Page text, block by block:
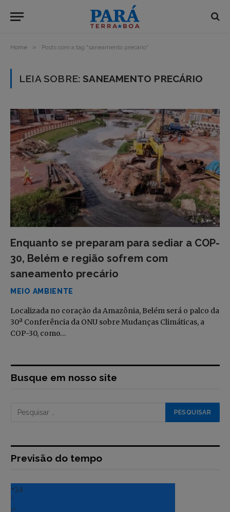
Home » Posts com a tag "saneamento precário"
LEIA SOBRE:SANEAMENTO PRECÁRIO
Enquanto se preparam para sediar a COP-
30, Belém e região sofrem com
saneamento precário
MEIO AMBIENTE
Localizada no coração da Amazônia, Belém será o palco da
30ª Conferência da ONU sobre Mudanças Climáticas, a
COP-30, como…
Busque em nosso site
Previsão do tempo
+34
°